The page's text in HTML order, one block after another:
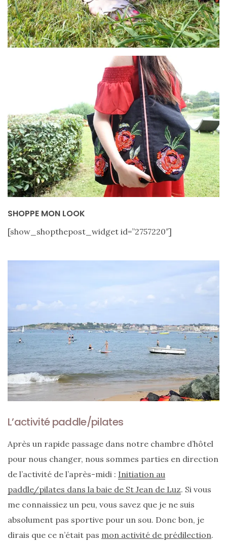
DU BLOG
Beauté
Conseils
beauté
(54)
Favoris
et
déceptions
(27)
Revues
(154)
Bonnes
adresses/Evénements
(43)
Coups
de
(9)
DIY/Recettes
(15)
Lecture/Séries
(13)
Vie
SHOPPE MON LOOK
[show_shopthepost_widget id=”2757220″]
L’activité paddle/pilates
Après un rapide passage dans notre chambre d’hôtel
pour nous changer, nous sommes parties en direction
de l’activité de l’après-midi : Initiation au
paddle/pilates dans la baie de St Jean de Luz. Si vous
me connaissiez un peu, vous savez que je ne suis
absolument pas sportive pour un sou. Donc bon, je
dirais que ce n’était pas mon activité de prédilection.